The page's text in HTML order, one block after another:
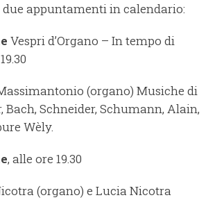
appuntamenti in calendario:
Vespri d’Organo – In tempo di
(organo) Musiche di
Bach, Schneider, Schumann, Alain,
Wèly.
, alle ore 19.30
(organo) e Lucia Nicotra